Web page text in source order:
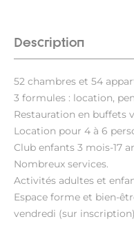
Description
52 chambres et 54
3 formules : location,
Restauration en buffets
Location pour 4 à 6
Club enfants 3 mois-17
Nombreux services.
Activités adultes et
Espace forme et bien-
vendredi (sur